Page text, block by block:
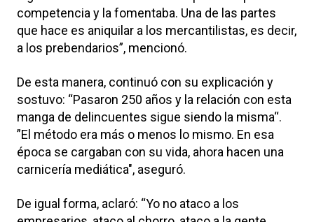
competencia y la fomentaba. Una de las partes
que hace es aniquilar a los mercantilistas, es decir,
a los prebendarios”, mencionó.
De esta manera, continuó con su explicación y
sostuvo: “Pasaron 250 años y la relación con esta
manga de delincuentes sigue siendo la misma“.
”El método era más o menos lo mismo. En esa
época se cargaban con su vida, ahora hacen una
carnicería mediática", aseguró.
De igual forma, aclaró: “Yo no ataco a los